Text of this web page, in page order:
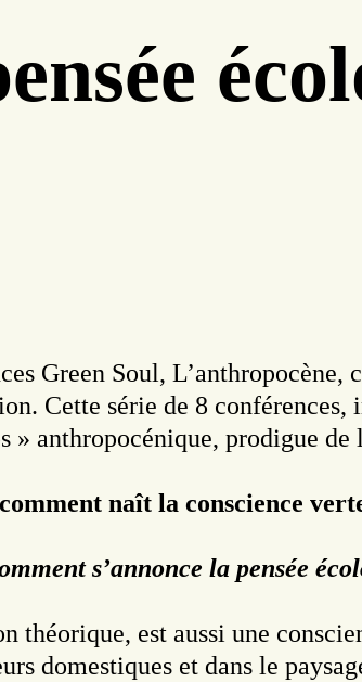
Green Soul,
Cette série de 8
anthropocénique, prodigue de
naît la conscience
s’annonce la pensée
théorique, est aussi une
domestiques et dans le